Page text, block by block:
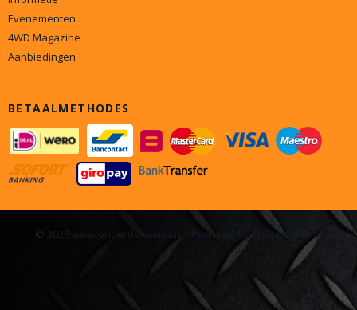
Evenementen
4WD Magazine
Aanbiedingen
BETAALMETHODES
© 2026 www.onderdelen4x4.nl - Powered by Shoppagina.nl